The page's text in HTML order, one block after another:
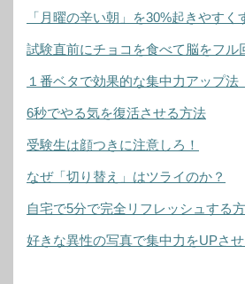
「月曜の辛い朝」を30%起きやすく
試験直前にチョコを食べて脳をフル
１番ベタで効果的な集中力アップ法
6秒でやる気を復活させる方法
受験生は顔つきに注意しろ！
なぜ「切り替え」はツライのか？
自宅で5分で完全リフレッシュする
好きな異性の写真で集中力をUPさ